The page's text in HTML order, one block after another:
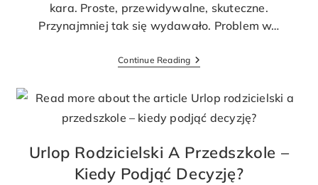
kara. Proste, przewidywalne, skuteczne.
Przynajmniej tak się wydawało. Problem w…
Continue Reading
Urlop Rodzicielski A Przedszkole –
Kiedy Podjąć Decyzję?